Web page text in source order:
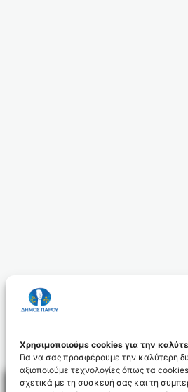
Χρησιμοποιούμε cookies για την
Για να σας προσφέρουμε την καλύτερη
αξιοποιούμε τεχνολογίες όπως τα
σχετικά με τη συσκευή σας και τη
Email:d .